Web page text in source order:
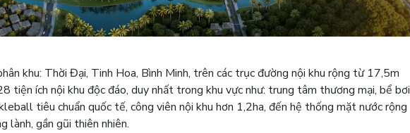
khu: Thời Đại, Tinh Hoa, Bình Minh, trên các trục đường nội khu rộng từ 17,5m
tiện ích nội khu độc đáo, duy nhất trong khu vực như: trung tâm thương mại, bể bơi
tiêu chuẩn quốc tế, công viên nội khu hơn 1,2ha, đến hệ thống mặt nước rộng
lành, gần gũi thiên nhiên.